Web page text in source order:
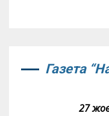
Газета
27